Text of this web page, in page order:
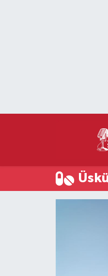
Süper Lig Puan
Son Dakika Haberleri